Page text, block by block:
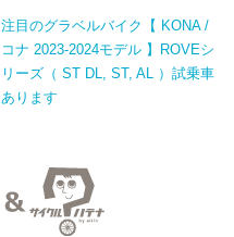
注目のグラベルバイク【 KONA /
コナ 2023-2024モデル 】ROVEシ
リーズ（ ST DL, ST, AL ）試乗車
あります